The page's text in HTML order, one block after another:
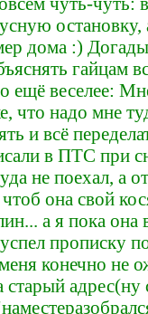
остановку,
дома :)
гайцам
ещё веселее:
что надо мне
и всё
в ПТС при
не поехал, а
она свой
а я пока она
прописку
конечно не
старый адрес(ну